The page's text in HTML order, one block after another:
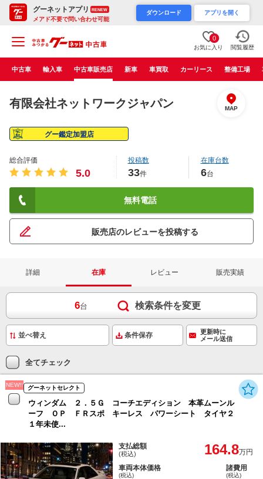
グーネットアプリ RENEW
メアド不要で問い合わせ可能
ダウンロード アプリを開く
0
お気に入り 閲覧履歴
中古車 輸入車 中古車販売店 新車 車買取 カーリース 整備工場
有限会社ネットワークジャパン MAP
グー鑑定加盟店
総合評価
5.0
投稿数
33件
在庫台数
6台
無料電話
販売店のレビューを投稿する
詳細 在庫 レビュー 販売実績
6台 検索条件を変更
条件保存
更新時に
メール送信
全てチェック
NEW!! グーネットセレクト
ウィンダム ２．５Ｇ コーチエディション 本革ムーンル
ーフ ＯＰ ＦＲスポ キーレス パワーシート タイヤ２
１年未使...
支払総額
(税込) 164.8万円
車両本体価格
(税込)
諸費用
(税込)